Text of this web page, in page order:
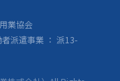
業協会
派遣事業 ： 派13-